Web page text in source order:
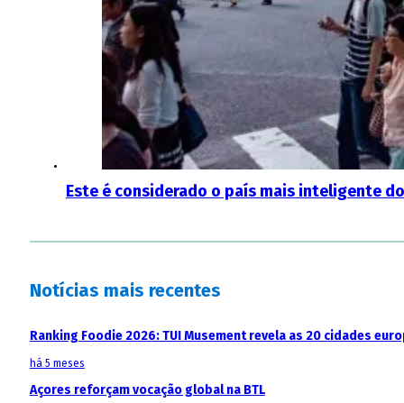
Este é considerado o país mais inteligente
Notícias mais recentes
Ranking Foodie 2026: TUI Musement revela as 20 cidades
há 5 meses
Açores reforçam vocação global na BTL